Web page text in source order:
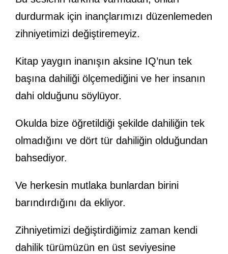
durdurmak için inançlarımızı düzenlemeden
zihniyetimizi değiştiremeyiz.
Kitap yaygın inanışın aksine IQ’nun tek
başına dahiliği ölçemediğini ve her insanın
dahi olduğunu söylüyor.
Okulda bize öğretildiği şekilde dahiliğin tek
olmadığını ve dört tür dahiliğin olduğundan
bahsediyor.
Ve herkesin mutlaka bunlardan birini
barındırdığını da ekliyor.
Zihniyetimizi değiştirdiğimiz zaman kendi
dahilik türümüzün en üst seviyesine